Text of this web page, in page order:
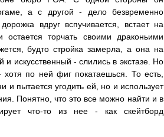
а с другой - дело безвременно
вдруг вспучивается, встает на
торчать своими драконьими
будто стройка замерла, а она на
искусственный - слились в экстазе. Но
по ней фиг покатаешься. То есть,
и пытается угодить ей, но и использует
Понятно, что это все можно найти и в
что-то из нее - как скейтборд